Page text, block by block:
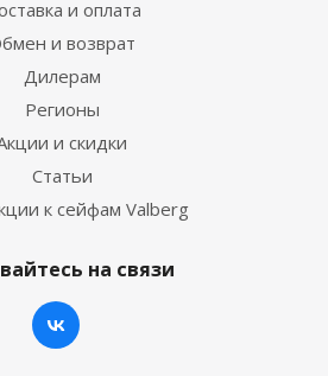
и оплата
и возврат
Дилерам
Регионы
и скидки
Статьи
к сейфам Valberg
на связи